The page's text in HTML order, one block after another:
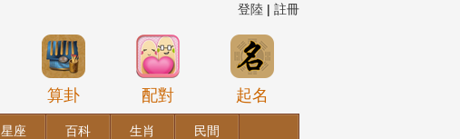
登陸 | 註冊
算卦 配對 起名
星座 百科 生肖 民間